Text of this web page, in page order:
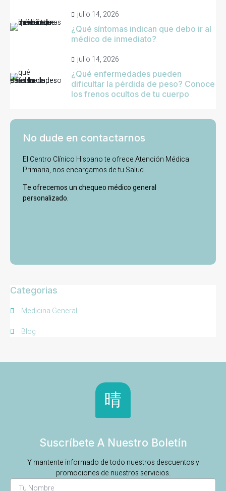
julio 14, 2026
¿Qué síntomas indican que debo ir al
médico de inmediato?
julio 14, 2026
¿Qué enfermedades pueden
dificultar la pérdida de peso? Conoce
los frenos ocultos de tu cuerpo
No dude en contactarnos
El Centro Clínico Hispano te ofrece Atención Médica
Primaria, nos encargamos de tu Salud.
Te ofrecemos un chequeo médico general
personalizado.
Categorias
Medicina General
Blog
Suscríbete A Nuestro Boletín
Y mantente informado de todo nuestros descuentos y
promociones de nuestros servicios.